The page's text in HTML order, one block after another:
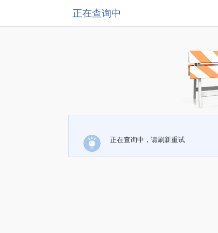
正在查询中
正在查询中，请刷新重试